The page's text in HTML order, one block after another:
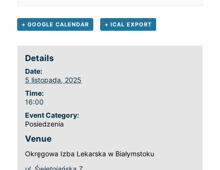
+ GOOGLE CALENDAR + ICAL EXPORT
Details
Date:
5 listopada, 2025
Time:
16:00
Event Category:
Posiedzenia
Venue
Okręgowa Izba Lekarska w Białymstoku